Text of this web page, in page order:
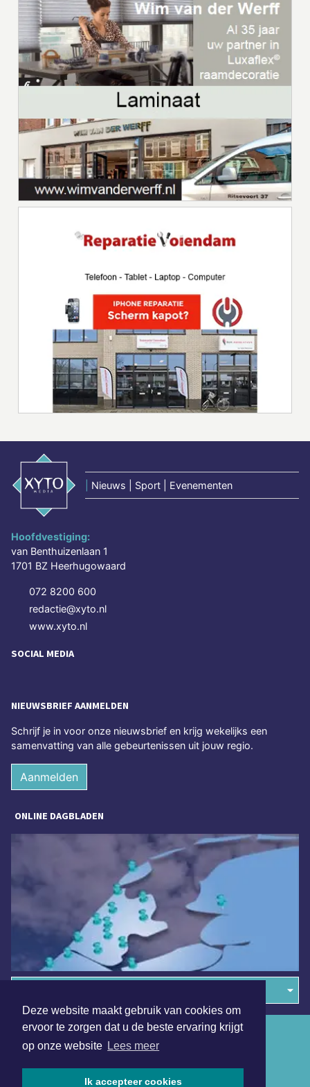
Deze website maakt gebruik van cookies om
ervoor te zorgen dat u de beste ervaring krijgt
op onze website Lees meer
Ik accepteer cookies
Nieuws | Sport | Evenementen
Hoofdvestiging:
van Benthuizenlaan 1
1701 BZ Heerhugowaard
072 8200 600
redactie@xyto.nl
www.xyto.nl
SOCIAL MEDIA
NIEUWSBRIEF AANMELDEN
Schrijf je in voor onze nieuwsbrief en krijg wekelijks een
samenvatting van alle gebeurtenissen uit jouw regio.
Aanmelden
ONLINE DAGBLADEN
Algemene voorwaarden
Privacy Statement